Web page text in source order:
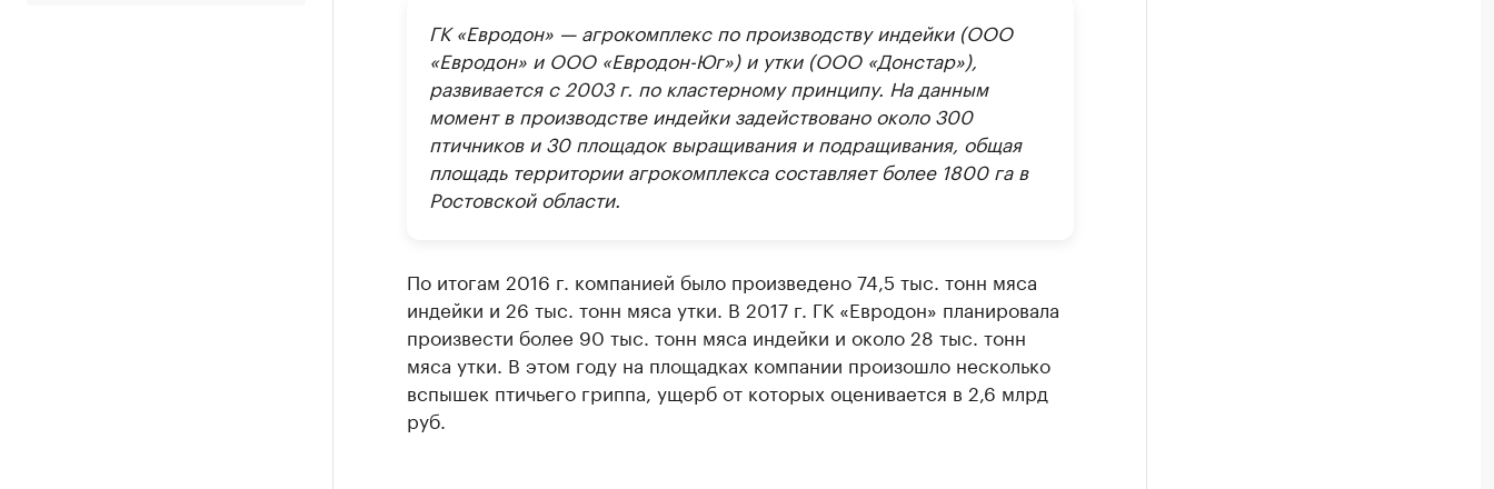
ГК «Евродон» — агрокомплекс по производству индейки (ООО
«Евродон» и ООО «Евродон-Юг») и утки (ООО «Донстар»),
развивается с 2003 г. по кластерному принципу. На данным
момент в производстве индейки задействовано около 300
птичников и 30 площадок выращивания и подращивания, общая
площадь территории агрокомплекса составляет более 1800 га в
Ростовской области.
По итогам 2016 г. компанией было произведено 74,5 тыс. тонн мяса
индейки и 26 тыс. тонн мяса утки. В 2017 г. ГК «Евродон» планировала
произвести более 90 тыс. тонн мяса индейки и около 28 тыс. тонн
мяса утки. В этом году на площадках компании произошло несколько
вспышек птичьего гриппа, ущерб от которых оценивается в 2,6 млрд
руб.